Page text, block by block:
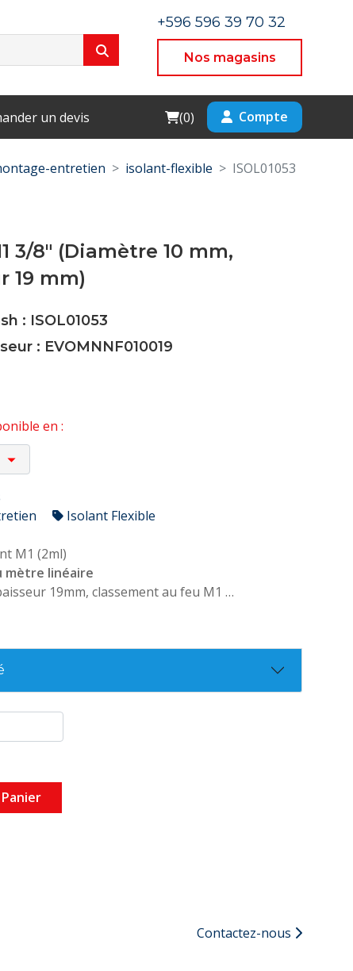
+596 596 39 70 32
Nos magasins
un devis Cart
(0) Compte
entretien isolant-flexible ISOL01053
3/8" (Diamètre 10 mm,
19 mm)
: ISOL01053
: EVOMNNF010019
en :
Isolant Flexible
M1 (2ml)
mètre linéaire
19mm, classement au feu M1
Contactez-nous